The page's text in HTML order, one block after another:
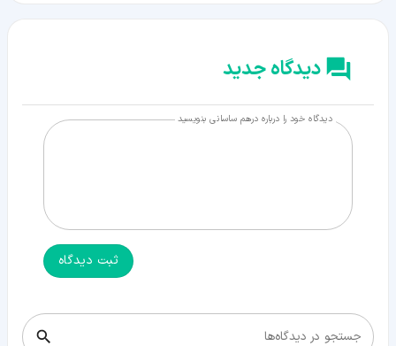
دیدگاه جدید
دیدگاه خود را درباره درهم ساسانی بنویسید
ثبت دیدگاه
جستجو در دیدگاه‌ها